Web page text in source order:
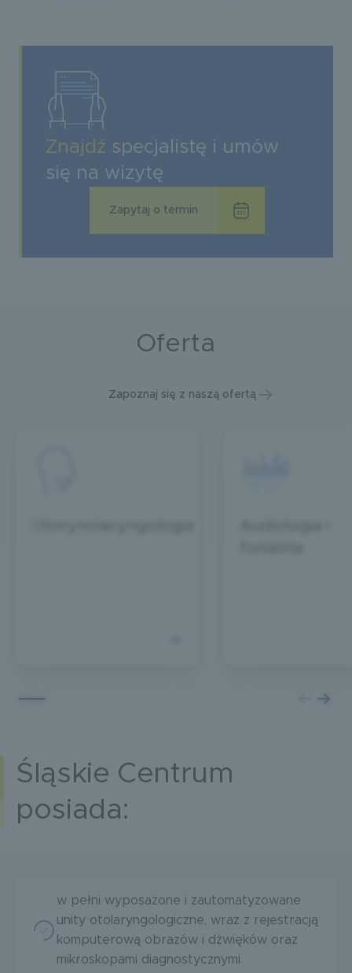
Znajdź specjalistę i umów
się na wizytę
Zapytaj o termin
Oferta
Zapoznaj się z naszą ofertą
Śląskie Centrum
posiada:
w pełni wyposażone i zautomatyzowane
unity otolaryngologiczne, wraz z rejestracją
komputerową obrazów i dźwięków oraz
mikroskopami diagnostycznymi